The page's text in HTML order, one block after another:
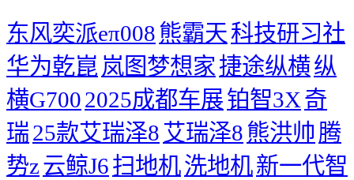
东风奕派eπ008 熊霸天科技研习社
华为乾崑 岚图梦想家 捷途纵横纵
横G7002025成都车展铂智3X奇
瑞25款艾瑞泽8艾瑞泽8 熊洪帅 腾
势z云鲸J6扫地机洗地机新一代智